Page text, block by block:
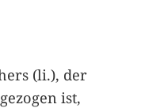
(li.), der
ist,